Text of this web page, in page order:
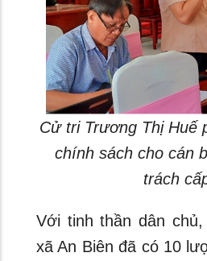
Cử tri Trương Thị Huế
chính sách cho cán
trách
Với tinh thần dân
xã An Biên đã có 10